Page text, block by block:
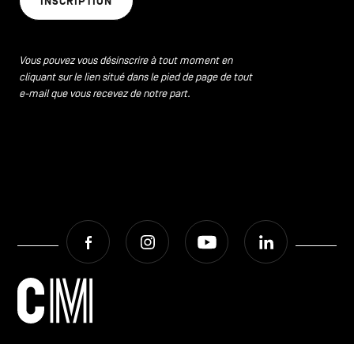
secondaire
COOKIES POLICY
NL EN
Vous pouvez vous désinscrire à tout moment en
cliquant sur le lien situé dans le pied de page de tout
e-mail que vous recevez de notre part.
Facebook Instagram Youtube